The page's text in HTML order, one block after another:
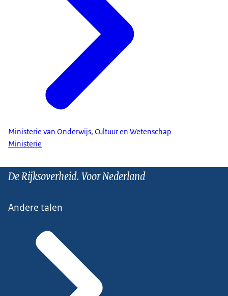
Ministerie van Onderwijs, Cultuur en Wetenschap
Ministerie
De Rijksoverheid. Voor Nederland
Andere talen